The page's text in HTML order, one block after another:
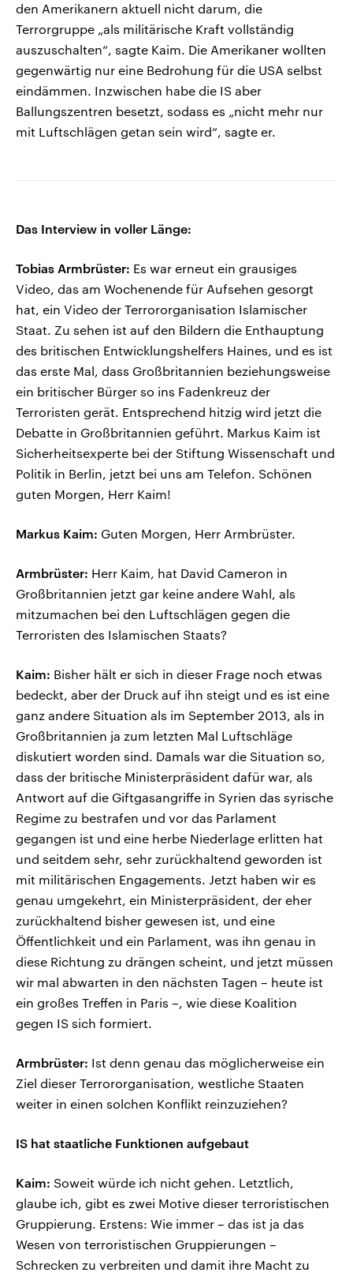
den Amerikanern aktuell nicht darum, die
Terrorgruppe „als militärische Kraft vollständig
auszuschalten“, sagte Kaim. Die Amerikaner wollten
gegenwärtig nur eine Bedrohung für die USA selbst
eindämmen. Inzwischen habe die IS aber
Ballungszentren besetzt, sodass es „nicht mehr nur
mit Luftschlägen getan sein wird“, sagte er.
Das Interview in voller Länge:
Tobias Armbrüster: Es war erneut ein grausiges
Video, das am Wochenende für Aufsehen gesorgt
hat, ein Video der Terrororganisation Islamischer
Staat. Zu sehen ist auf den Bildern die Enthauptung
des britischen Entwicklungshelfers Haines, und es ist
das erste Mal, dass Großbritannien beziehungsweise
ein britischer Bürger so ins Fadenkreuz der
Terroristen gerät. Entsprechend hitzig wird jetzt die
Debatte in Großbritannien geführt. Markus Kaim ist
Sicherheitsexperte bei der Stiftung Wissenschaft und
Politik in Berlin, jetzt bei uns am Telefon. Schönen
guten Morgen, Herr Kaim!
Markus Kaim: Guten Morgen, Herr Armbrüster.
Armbrüster: Herr Kaim, hat David Cameron in
Großbritannien jetzt gar keine andere Wahl, als
mitzumachen bei den Luftschlägen gegen die
Terroristen des Islamischen Staats?
Kaim: Bisher hält er sich in dieser Frage noch etwas
bedeckt, aber der Druck auf ihn steigt und es ist eine
ganz andere Situation als im September 2013, als in
Großbritannien ja zum letzten Mal Luftschläge
diskutiert worden sind. Damals war die Situation so,
dass der britische Ministerpräsident dafür war, als
Antwort auf die Giftgasangriffe in Syrien das syrische
Regime zu bestrafen und vor das Parlament
gegangen ist und eine herbe Niederlage erlitten hat
und seitdem sehr, sehr zurückhaltend geworden ist
mit militärischen Engagements. Jetzt haben wir es
genau umgekehrt, ein Ministerpräsident, der eher
zurückhaltend bisher gewesen ist, und eine
Öffentlichkeit und ein Parlament, was ihn genau in
diese Richtung zu drängen scheint, und jetzt müssen
wir mal abwarten in den nächsten Tagen – heute ist
ein großes Treffen in Paris –, wie diese Koalition
gegen IS sich formiert.
Armbrüster: Ist denn genau das möglicherweise ein
Ziel dieser Terrororganisation, westliche Staaten
weiter in einen solchen Konflikt reinzuziehen?
IS hat staatliche Funktionen aufgebaut
Kaim: Soweit würde ich nicht gehen. Letztlich,
glaube ich, gibt es zwei Motive dieser terroristischen
Gruppierung. Erstens: Wie immer – das ist ja das
Wesen von terroristischen Gruppierungen –
Schrecken zu verbreiten und damit ihre Macht zu